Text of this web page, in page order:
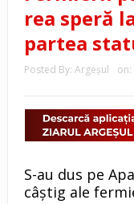
rea speră
partea
Posted By: Argeşul on:
S-au dus pe
câștig ale